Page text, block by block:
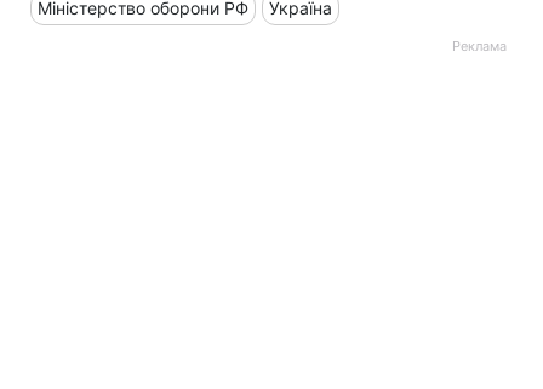
Міністерство оборони РФ Україна